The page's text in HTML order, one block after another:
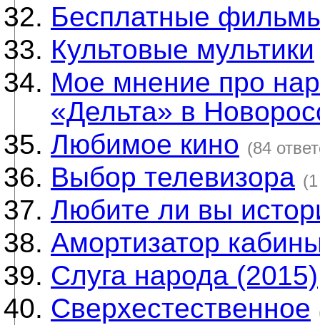
Бесплатные
Культовые мультики
Мое мнение про
«Дельта» в
Любимое кино (84
Выбор телевизора
Любите ли вы
Амортизатор
Слуга народа (2015)
Сверхестественное